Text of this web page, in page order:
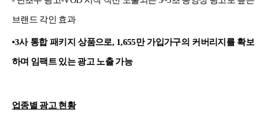
브랜드 각인 효과
•3사 통합 패키지 상품으로, 1,655만 가입가구의 커버리지를 확보
하며 임팩트 있는 광고 노출 가능
업종별 광고 현황